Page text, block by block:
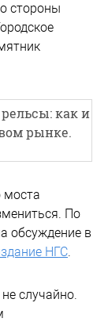
стороны
как и
рынке.
моста
По
обсуждение в
НГС.
случайно.